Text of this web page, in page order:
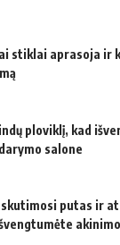
stiklai aprasoja ir
ploviklį, kad
salone
putas ir
akinimo